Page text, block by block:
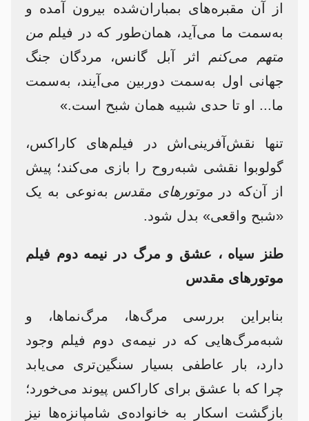
از آن مقبره‌های بمباران‌شده بیرون آمده و
به‌سمت ما می‌آید، همان‌طور که در فیلم من
متهم می‌کنم اثر آبل گانس، مردگان جنگ
جهانی اول به‌سمت دوربین می‌آیند، به‌سمت
ما... او تا حدی شبیه همان شبح است.»
تنها نقش‌آفرینی‌اش در فیلم‌های کاراکس،
گولوبوا نقشی شبه‌روح را بازی می‌کند؛ پیش
از آن‌که در موتورهای مقدس به‌نوعی به یک
«شبح واقعی» بدل شود.
طنز سیاه ، عشق و مرگ در نیمه دوم فیلم
موتورهای مقدس
بنابراین بررسی مرگ‌ها، مرگ‌نماها، و
شبه‌مرگ‌هایی که در نیمه‌ی دوم فیلم وجود
دارد، بار عاطفی بسیار سنگین‌تری می‌یابد
چرا که با عشق برای کاراکس پیوند می‌خورد؛
بازگشت اسکار به خانواده‌ی شامپانزه‌ها نیز